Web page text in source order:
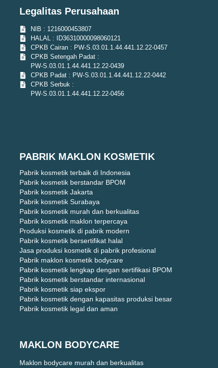
Legalitas Perusahaan
NIB : 1216000453807
HALAL : ID36310000098060121
CPKB Cairan : PW-S.03.01.1.44.441.12.22-0457
CPKB Setengah Padat :
PW-S.03.01.1.44.441.12.22-0439
CPKB Padat : PW-S.03.01.1.44.441.12.22-0442
CPKB Serbuk :
PW-S.03.01.1.44.441.12.22-0456
PABRIK MAKLON KOSMETIK
Pabrik kosmetik terbaik di Indonesia
Pabrik kosmetik berstandar BPOM
Pabrik kosmetik Jakarta
Pabrik kosmetik Surabaya
Pabrik kosmetik murah dan berkualitas
Pabrik kosmetik maklon terpercaya
Produksi kosmetik di pabrik modern
Pabrik kosmetik bersertifikat halal
Jasa produksi kosmetik di pabrik profesional
Pabrik maklon kosmetik bodycare
Pabrik kosmetik lengkap dengan sertifikasi BPOM
Pabrik kosmetik berstandar internasional
Pabrik kosmetik siap ekspor
Pabrik kosmetik dengan kapasitas produksi besar
Pabrik kosmetik legal dan aman
MAKLON BODYCARE
Maklon bodycare murah dan berkualitas